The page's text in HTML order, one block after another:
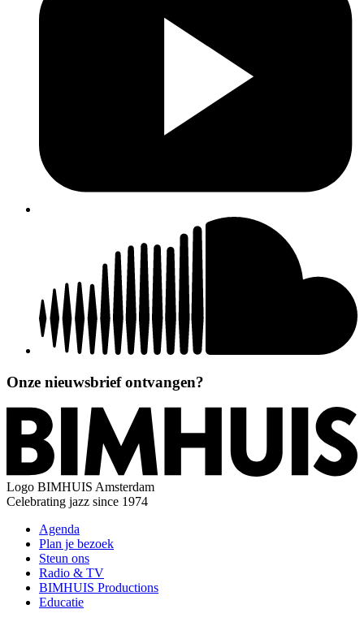
Onze nieuwsbrief ontvangen?
Logo BIMHUIS Amsterdam
Celebrating jazz since 1974
Agenda
Plan je bezoek
Steun ons
Radio & TV
BIMHUIS Productions
Educatie